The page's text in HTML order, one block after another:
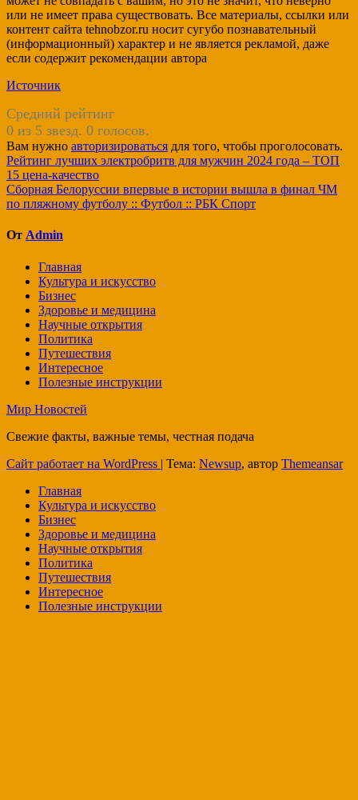
или не имеет права существовать. Все материалы, ссылки или
контент сайта tehnobzor.ru носит сугубо познавательный
(информационный) характер и не является рекламой, даже
если содержит рекомендации автора
Источник
Средний рейтинг
0 из 5 звезд. 0 голосов.
Вам нужно авторизироваться для того, чтобы проголосовать.
Навигация
по
записям
Рейтинг лучших электробритв для мужчин 2024 года – ТОП
15 цена-качество
Сборная Белоруссии впервые в истории вышла в финал ЧМ
по пляжному футболу :: Футбол :: РБК Спорт
От Admin
Главная
Культура и искусство
Бизнес
Здоровье и медицина
Научные открытия
Политика
Путешествия
Интересное
Полезные инструкции
Мир Новостей
Свежие факты, важные темы, честная подача
Сайт работает на WordPress | Тема: Newsup, автор Themeansar
Главная
Культура и искусство
Бизнес
Здоровье и медицина
Научные открытия
Политика
Путешествия
Интересное
Полезные инструкции